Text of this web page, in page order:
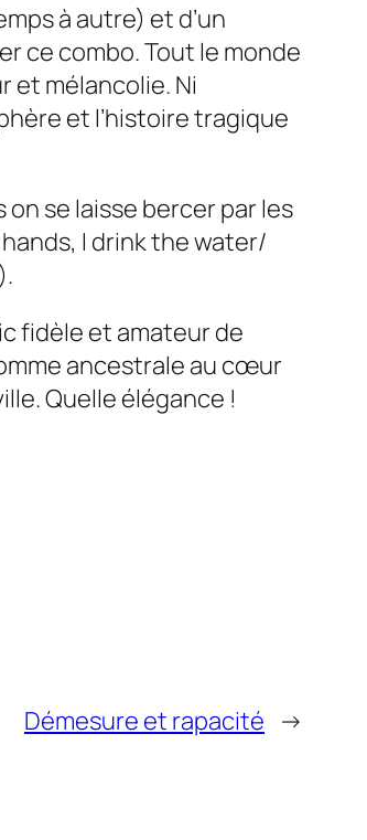
à autre) et d’un
ce combo. Tout le monde
et mélancolie. Ni
et l’histoire tragique
se laisse bercer par les
I drink the water/
fidèle et amateur de
ancestrale au cœur
Quelle élégance !
Démesure et rapacité →